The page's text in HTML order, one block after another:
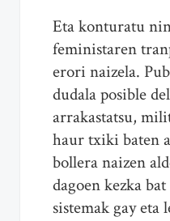
Eta konturatu
feministaren
erori naizela.
dudala posible
arrakastatsu,
haur txiki baten
bollera naizen
dagoen kezka
sistemak gay eta